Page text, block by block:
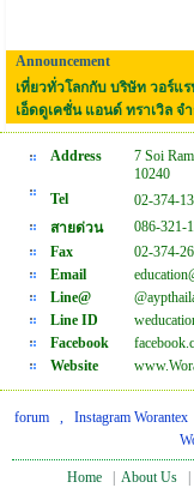
Announcement
เที่ยวทั่วโลกกับ บริษัท วอร์แร
เอ็ดดูเคชั่น แอนด์ ทราเวิล จ
Address
7 Soi
10240
Tel
02-374-
สายด่วน
086-321-
Fax
02-374-
Email
Line@
Line ID
Facebook
Website
forum , Instagram Worantex
Home About Us